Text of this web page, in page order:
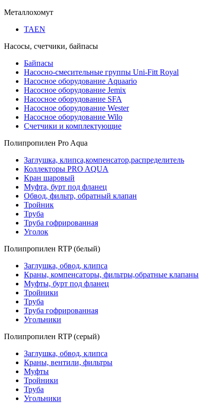
Металлохомут
TAEN
Насосы, счетчики, байпасы
Байпасы
Насосно-смесительные группы Uni-Fitt Royal
Насосное оборудование Aquaario
Насосное оборудование Jemix
Насосное оборудование SFA
Насосное оборудование Wester
Насосное оборудование Wilo
Счетчики и комплектующие
Полипропилен Pro Aqua
Заглушка, клипса,компенсатор,распределитель
Коллекторы PRO AQUA
Кран шаровый
Муфта, бурт под фланец
Обвод, фильтр, обратный клапан
Тройник
Труба
Труба гофрированная
Уголок
Полипропилен RTP (белый)
Заглушка, обвод, клипса
Краны, компенсаторы, фильтры,обратные клапаны
Муфты, бурт под фланец
Тройники
Труба
Труба гофрированная
Угольники
Полипропилен RTP (серый)
Заглушка, обвод, клипса
Краны, вентили, фильтры
Муфты
Тройники
Труба
Угольники